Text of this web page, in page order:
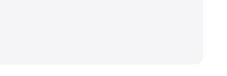
puxe o êmbolo da seringa até a marca